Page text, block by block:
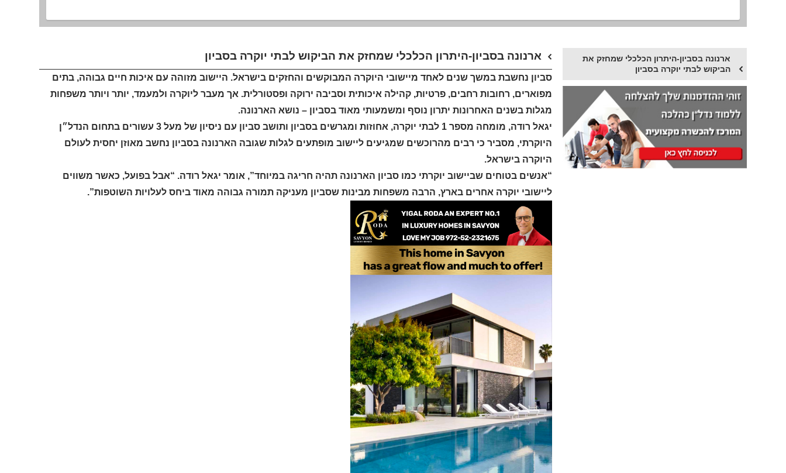
ארנונה בסביון-היתרון הכלכלי שמחזק את הביקוש לבתי יוקרה בסביון
סביון נחשבת במשך שנים לאחד מיישובי היוקרה המבוקשים והחזקים בישראל. היישוב מזוהה עם איכות חיים גבוהה, בתים
מפוארים, רחובות רחבים, פרטיות, קהילה איכותית וסביבה ירוקה ופסטורלית. אך מעבר ליוקרה ולמעמד, יותר ויותר משפחות
מגלות בשנים האחרונות יתרון נוסף ומשמעותי מאוד בסביון – נושא הארנונה.
יגאל רודה, מומחה מספר 1 לבתי יוקרה, אחוזות ומגרשים בסביון ותושב סביון עם ניסיון של מעל 3 עשורים בתחום הנדל״ן
היוקרתי, מסביר כי רבים מהרוכשים שמגיעים ליישוב מופתעים לגלות שגובה הארנונה בסביון נחשב מאוזן יחסית לעולם
היוקרה בישראל.
“אנשים בטוחים שביישוב יוקרתי כמו סביון הארנונה תהיה חריגה במיוחד”, אומר יגאל רודה. “אבל בפועל, כאשר משווים
ליישובי יוקרה אחרים בארץ, הרבה משפחות מבינות שסביון מעניקה תמורה גבוהה מאוד ביחס לעלויות השוטפות”.
ארנונה בסביון-היתרון הכלכלי שמחזק את
הביקוש לבתי יוקרה בסביון